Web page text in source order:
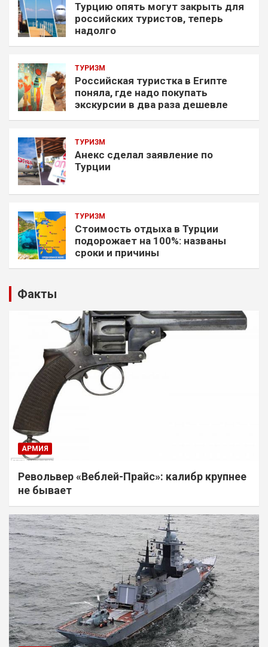
Турцию опять могут закрыть для
российских туристов, теперь
надолго
ТУРИЗМ
Российская туристка в Египте
поняла, где надо покупать
экскурсии в два раза дешевле
ТУРИЗМ
Анекс сделал заявление по
Турции
ТУРИЗМ
Стоимость отдыха в Турции
подорожает на 100%: названы
сроки и причины
Факты
АРМИЯ
Револьвер «Веблей-Прайс»: калибр крупнее
не бывает